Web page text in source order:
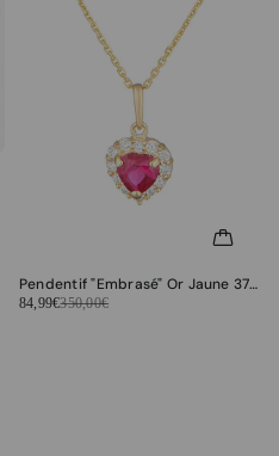
Pendentif "Embrasé" Or Jaune 375/1000 et Zirconium Rouge
84,99€350,00€